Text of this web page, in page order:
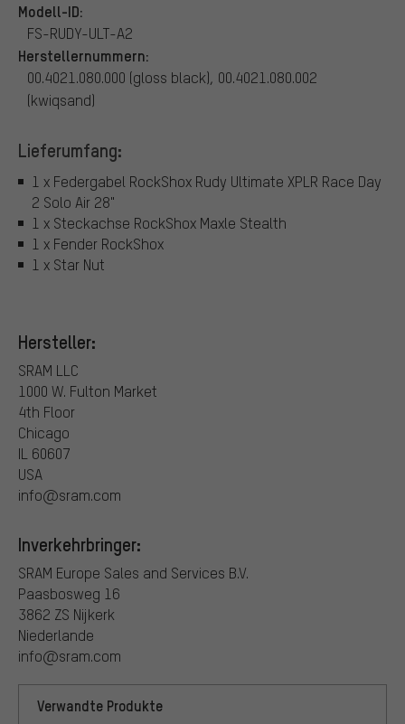
Modell-ID:
FS-RUDY-ULT-A2
Herstellernummern:
00.4021.080.000 (gloss black), 00.4021.080.002
(kwiqsand)
Lieferumfang:
1 x Federgabel RockShox Rudy Ultimate XPLR Race Day
2 Solo Air 28"
1 x Steckachse RockShox Maxle Stealth
1 x Fender RockShox
1 x Star Nut
Hersteller:
SRAM LLC
1000 W. Fulton Market
4th Floor
Chicago
IL 60607
USA
info@sram.com
Inverkehrbringer:
SRAM Europe Sales and Services B.V.
Paasbosweg 16
3862 ZS Nijkerk
Niederlande
info@sram.com
Verwandte Produkte